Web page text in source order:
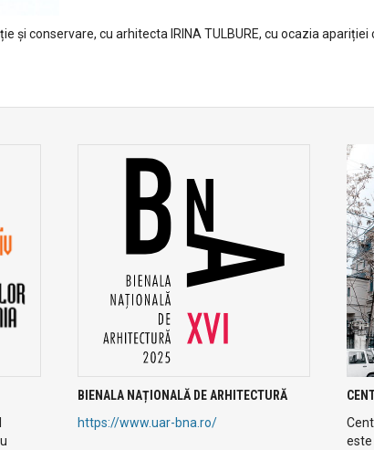
și conservare, cu arhitecta IRINA TULBURE, cu ocazia
BIENALA NAȚIONALĂ DE ARHITECTURĂ
https://www.uar-bna.ro/
este